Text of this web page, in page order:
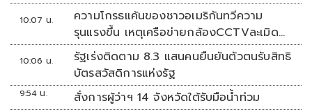
10:07 น.
ความโกรธแค้นของชาวอเมริกันทวีความ
รุนแรงขึ้น เหตุเครือข่ายกล้องCCTVละเมิด
ความเป็นส่วนตัว
10:06 น.
รัฐเร่งติดตาม 8.3 แสนคนยืนยันตัวตนรับสิทธิ
บัตรสวัสดิการแห่งรัฐ
9:54 น. สั่งการผู้ว่าฯ 14 จังหวัดใต้รับมือน้ำท่วม